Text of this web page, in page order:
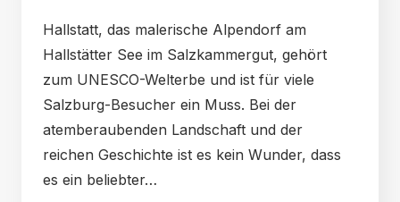
Hallstatt, das malerische Alpendorf am
Hallstätter See im Salzkammergut, gehört
zum UNESCO-Welterbe und ist für viele
Salzburg-Besucher ein Muss. Bei der
atemberaubenden Landschaft und der
reichen Geschichte ist es kein Wunder, dass
es ein beliebter…